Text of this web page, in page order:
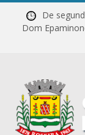
De
Dom